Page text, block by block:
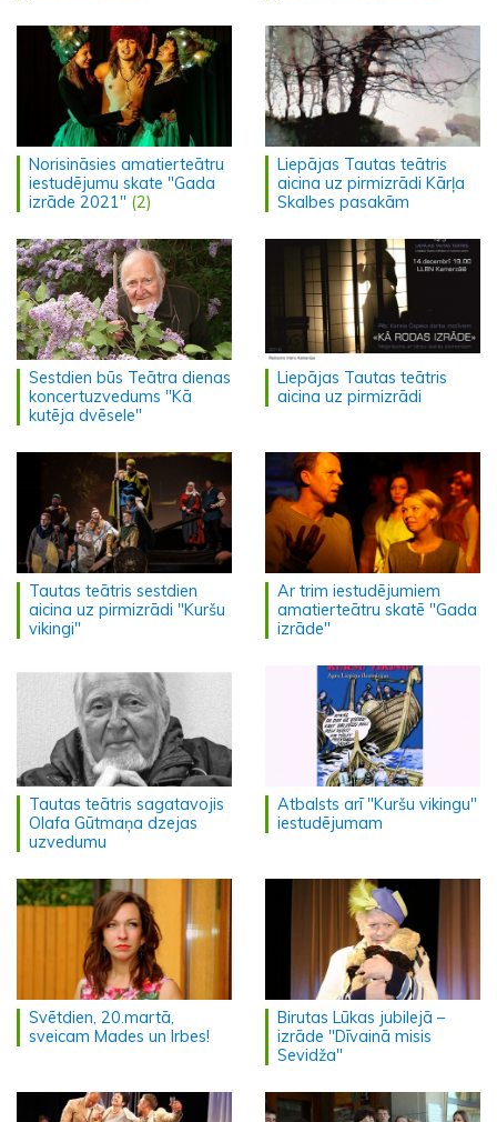
Norisināsies amatierteātru
iestudējumu skate "Gada
izrāde 2021" (2)
Liepājas Tautas teātris
aicina uz pirmizrādi Kārļa
Skalbes pasakām
Sestdien būs Teātra dienas
koncertuzvedums "Kā
kutēja dvēsele"
Liepājas Tautas teātris
aicina uz pirmizrādi
Tautas teātris sestdien
aicina uz pirmizrādi "Kuršu
vikingi"
Ar trim iestudējumiem
amatierteātru skatē "Gada
izrāde"
Tautas teātris sagatavojis
Olafa Gūtmaņa dzejas
uzvedumu
Atbalsts arī "Kuršu vikingu"
iestudējumam
Svētdien, 20.martā,
sveicam Mades un Irbes!
Birutas Lūkas jubilejā –
izrāde "Dīvainā misis
Sevidža"